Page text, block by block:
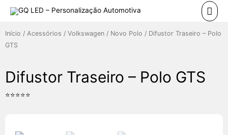
Início / Acessórios / Volkswagen / Novo Polo / Difustor Traseiro – Polo
GTS
Difustor Traseiro – Polo GTS
⭐⭐⭐⭐⭐